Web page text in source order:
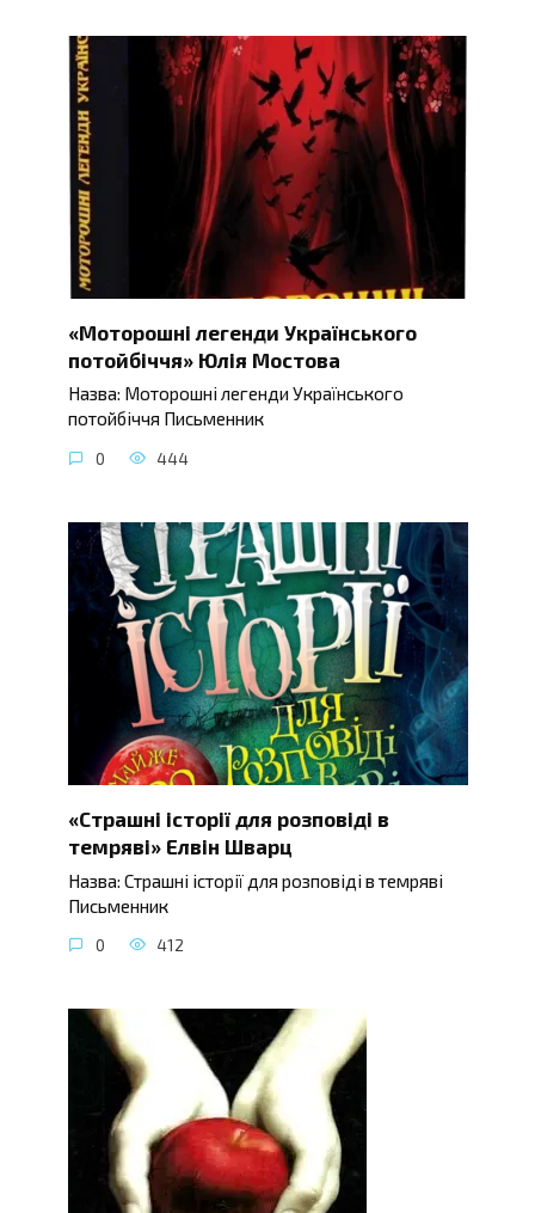
«Моторошні легенди Українського
потойбіччя» Юлія Мостова
Назва: Моторошні легенди Українського
потойбіччя Письменник
0 444
«Страшні історії для розповіді в
темряві» Елвін Шварц
Назва: Страшні історії для розповіді в темряві
Письменник
0 412